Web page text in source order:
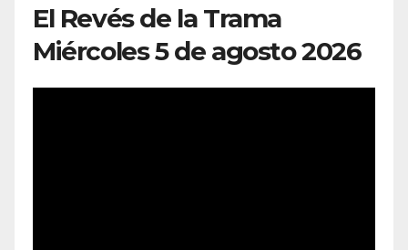
El Revés de la Trama
Miércoles 5 de agosto 2026